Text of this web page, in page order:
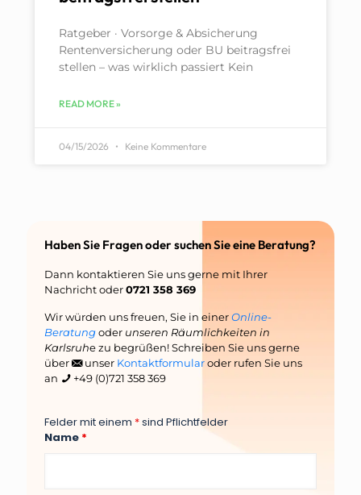
Ratgeber · Vorsorge & Absicherung
Rentenversicherung oder BU beitragsfrei
stellen – was wirklich passiert Kein
READ MORE »
04/15/2026 Keine Kommentare
Haben Sie Fragen oder suchen Sie eine Beratung?
Dann kontaktieren Sie uns gerne mit Ihrer
Nachricht oder0721 358 369
Wir würden uns freuen, Sie in einerOnline-
Beratungoder unseren Räumlichkeiten in
Karlsruhe zu begrüßen! Schreiben Sie uns gerne
über
unser Kontaktformularoder rufen Sie uns
an
+49 (0)721 358 369
Felder mit einem *sind Pflichtfelder
Name *